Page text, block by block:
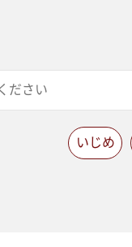
いじめ